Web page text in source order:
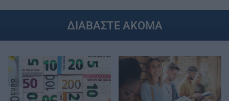
ΔΙΑΒΑΣΤΕ ΑΚΟΜΑ